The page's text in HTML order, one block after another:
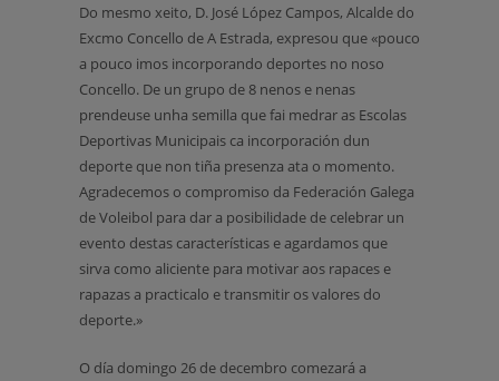
Do mesmo xeito, D. José López Campos, Alcalde do
Excmo Concello de A Estrada, expresou que «pouco
a pouco imos incorporando deportes no noso
Concello. De un grupo de 8 nenos e nenas
prendeuse unha semilla que fai medrar as Escolas
Deportivas Municipais ca incorporación dun
deporte que non tiña presenza ata o momento.
Agradecemos o compromiso da Federación Galega
de Voleibol para dar a posibilidade de celebrar un
evento destas características e agardamos que
sirva como aliciente para motivar aos rapaces e
rapazas a practicalo e transmitir os valores do
deporte.»
O día domingo 26 de decembro comezará a